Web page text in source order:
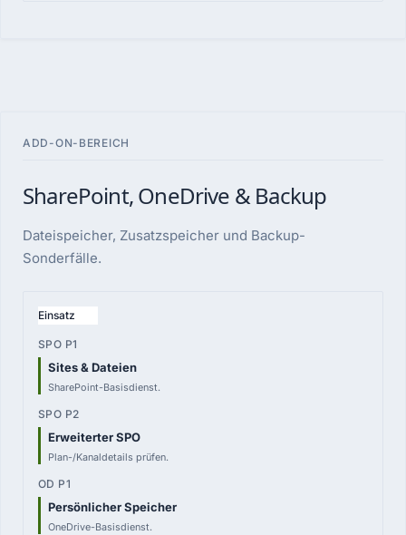
ADD-ON-BEREICH
SharePoint, OneDrive & Backup
Dateispeicher, Zusatzspeicher und Backup-
Sonderfälle.
VERGLEICHSPUNKT
SPO P1
pro User
SPO P2
pro User
OD P1
Einsatz
Sites & Dateien
SharePoint-Basisdienst.
Erweiterter SPO
Plan-/Kanaldetails prüfen.
Persönlicher Speicher
OneDrive-Basisdienst.